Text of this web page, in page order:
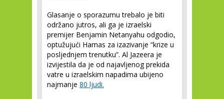
Glasanje o sporazumu trebalo je biti
održano jutros, ali ga je izraelski
premijer Benjamin Netanyahu odgodio,
optužujući Hamas za izazivanje “krize u
posljednjem trenutku”. Al Jazeera je
izvijestila da je od najavljenog prekida
vatre u izraelskim napadima ubijeno
najmanje 80 ljudi.